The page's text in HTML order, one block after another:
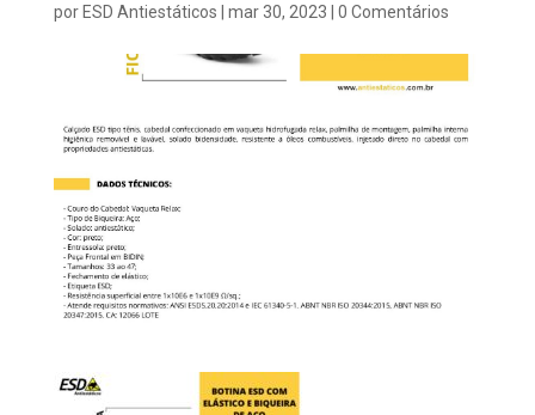
porESD Antiestáticos | mar 30, 2023 | 0 Comentários